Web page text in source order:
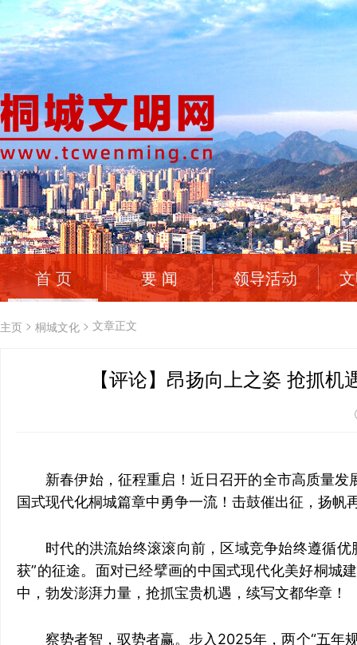
首 页 要 闻 领导活动
主页 > 桐城文化 > 文章正文
新春伊始，征程重启！近日召开的全市高质量
国式现代化桐城篇章中勇争一流！击鼓催出征，扬
时代的洪流始终滚滚向前，区域竞争始终遵循
获”的征途。面对已经擘画的中国式现代化美好桐城
中，勃发澎湃力量，抢抓宝贵机遇，续写文都华章！
察势者智，驭势者赢。步入2025年，两个“五年